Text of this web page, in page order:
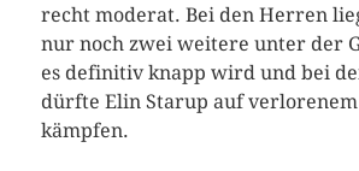
recht moderat. Bei den Herren
nur noch zwei weitere unter der
es definitiv knapp wird und bei
dürfte Elin Starup auf verlorenem
kämpfen.